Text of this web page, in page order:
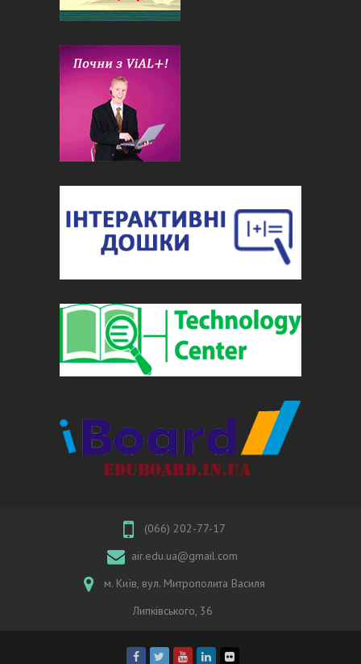
(066) 202-77-17
air.edu.ua@gmail.com
м. Київ, вул. Митрополита Василя
Липківського, 36